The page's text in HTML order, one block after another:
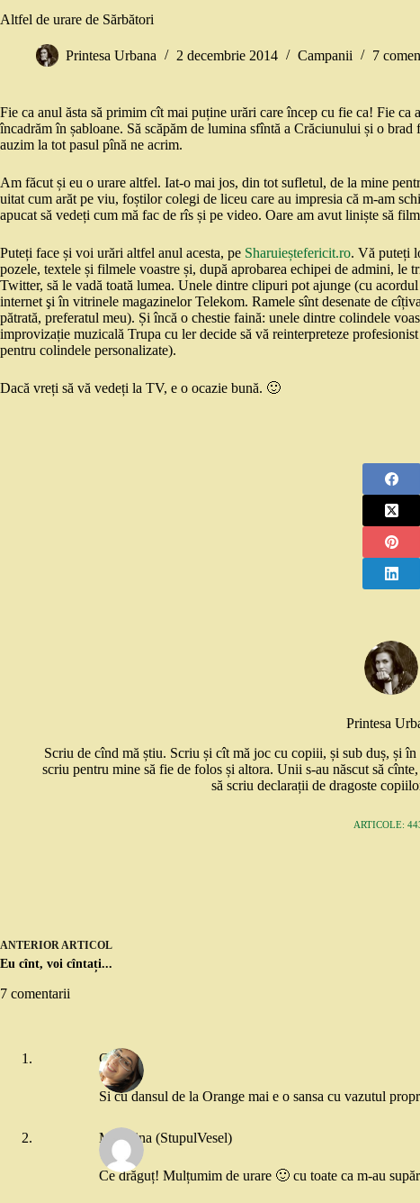
Altfel de urare de Sărbători
Printesa Urbana 2 decembrie 2014 Campanii 7
Fie ca anul ăsta să primim cît mai puține urări care încep cu fie ca! Fie ca
încadrăm în șabloane. Să scăpăm de lumina sfîntă a Crăciunului și o
auzim la tot pasul pînă ne acrim.
Am făcut și eu o urare altfel. Iat-o mai jos, din tot sufletul, de la mine
uitat cum arăt pe viu, foștilor colegi de liceu care au impresia că m-am
apucat să vedeți cum mă fac de rîs și pe video. Oare am avut liniște să
Puteți face și voi urări altfel anul acesta, pe Sharuieștefericit.ro. Vă puteți
pozele, textele și filmele voastre și, după aprobarea echipei de admini, le
Twitter, să le vadă toată lumea. Unele dintre clipuri pot ajunge (cu
internet şi în vitrinele magazinelor Telekom. Ramele sînt desenate de
pătrată, preferatul meu). Și încă o chestie faină: unele dintre colindele
improvizație muzicală Trupa cu ler decide să vă reinterpreteze
pentru colindele personalizate).
Dacă vreți să vă vedeți la TV, e o ocazie bună. 🙂
Printesa
Scriu de cînd mă știu. Scriu și cît mă joc cu copiii, și sub duș, și
scriu pentru mine să fie de folos și altora. Unii s-au născut să
să scriu declarații de dragoste
ARTICOLE:
ANTERIORARTICOL
Eu cînt, voi cîntați...
7 comentarii
Geo
Si cu dansul de la Orange mai e o sansa cu vazutul
Madalina (StupulVesel)
Ce drăguț! Mulțumim de urare 🙂 cu toate ca m-au